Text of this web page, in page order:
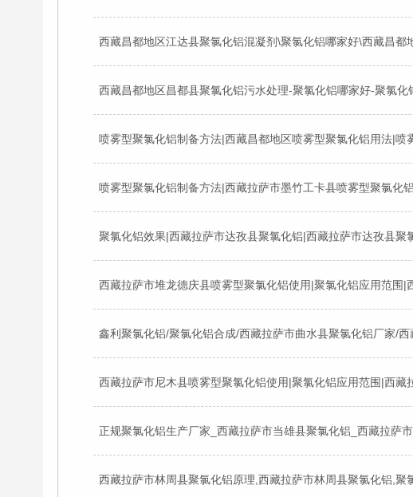
西藏拉萨市堆龙德庆县喷雾型聚氯化铝使用|聚氯化铝应用范围|
鑫利聚氯化铝/聚氯化铝合成/西藏拉萨市曲水县聚氯化铝厂家/
西藏拉萨市尼木县喷雾型聚氯化铝使用|聚氯化铝应用范围|西藏
正规聚氯化铝生产厂家_西藏拉萨市当雄县聚氯化铝_西藏拉萨
西藏拉萨市林周县聚氯化铝原理,西藏拉萨市林周县聚氯化铝,聚